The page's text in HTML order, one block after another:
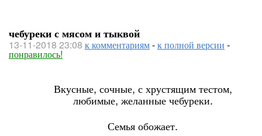
чебуреки с мясом и тыквой
13-11-2018 23:08 к комментариям-к полной версии -
понравилось!
Вкусные, сочные, с хрустящим тестом,
любимые, желанные чебуреки.
Семья обожает.